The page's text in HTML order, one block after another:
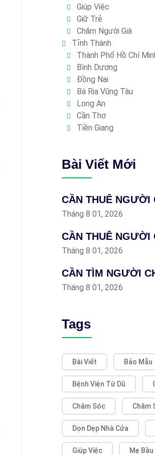
Giúp Việc
Giữ Trẻ
Chăm Người Già
Tỉnh Thành
Thành Phố Hồ Chí
Bình Dương
Đồng Nai
Bà Rịa Vũng Tàu
Long An
Cần Thơ
Tiền Giang
Bài Viết Mới
CẦN THUÊ NGƯỜI
Tháng 8 01, 2026
CẦN THUÊ NGƯỜI
Tháng 8 01, 2026
CẦN TÌM NGƯỜI
Tháng 8 01, 2026
Tags
Bài Viết Bảo Mẫu
Bệnh Viện Từ Dũ
Chăm Sóc Chăm
Dọn Dẹp Nhà Cửa
Giúp Việc Mẹ Bầu